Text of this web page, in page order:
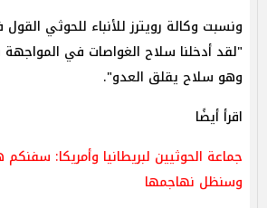
ونسبت وكالة رويترز للأنباء للحوثي
"لقد أدخلنا سلاح الغواصات في المواجهة
وهو سلاح يقلق العدو".
اقرأ أيضًا
جماعة الحوثيين لبريطانيا وأمريكا:
وسنظل نهاجمها